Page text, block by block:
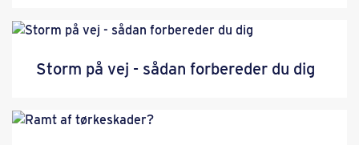
Storm på vej - sådan forbereder du dig